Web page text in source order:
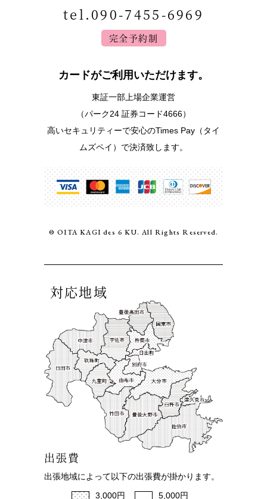
tel.090-7455-6969
完全予約制
カードがご利用いただけます。
東証一部上場企業運営
（パーク24 証券コード4666）
高いセキュリティーで安心のTimes Pay（タイ
ムズペイ）で決済致します。
© OITA KAGI des 6 KU. All Rights Reserved.
対応地域
出張費
出張地域によって以下の出張費が掛かります。
3,000円
5,000円